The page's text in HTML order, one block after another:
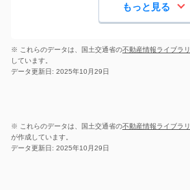
もっと見る
※ これらのデータは、国土交通省の不動産情報ライブラリ
しています。
データ更新日: 2025年10月29日
※ これらのデータは、国土交通省の不動産情報ライブラリ
が作成しています。
データ更新日: 2025年10月29日